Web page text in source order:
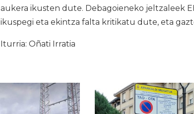
aukera ikusten dute. Debagoieneko jeltzaleek
ikuspegi eta ekintza falta kritikatu dute, eta
Iturria: Oñati Irratia